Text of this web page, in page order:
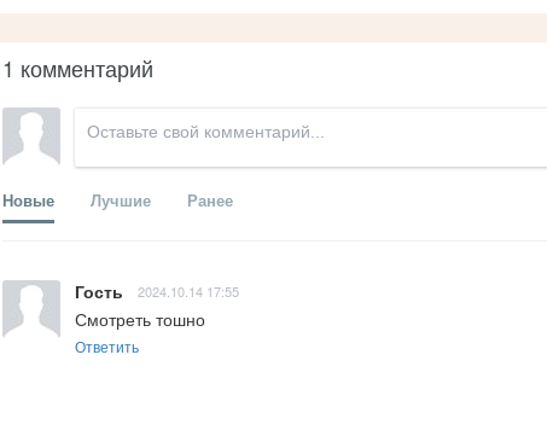
1 комментарий
Новые Лучшие Ранее
Гость 2024.10.14 17:55
Смотреть тошно
Ответить